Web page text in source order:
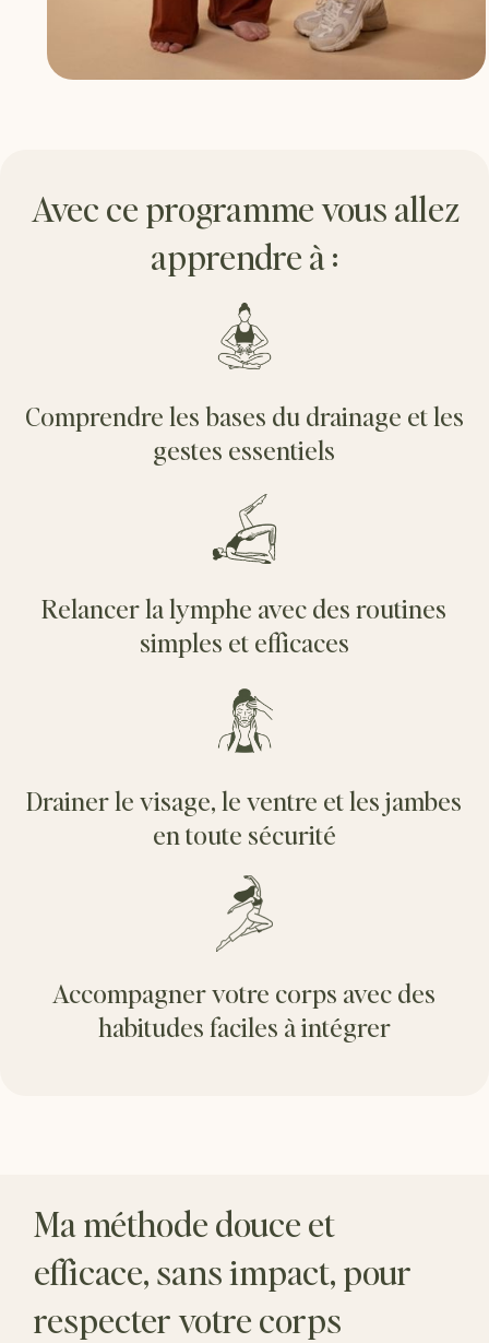
Avec ce programme vous allez
apprendre à :
Comprendre les bases du drainage et les
gestes essentiels
Relancer la lymphe avec des routines
simples et efficaces
Drainer le visage, le ventre et les jambes
en toute sécurité
Accompagner votre corps avec des
habitudes faciles à intégrer
Ma méthode douce et
efficace, sans impact, pour
respecter votre corps